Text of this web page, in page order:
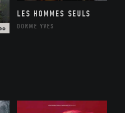
LES HOMMES SEULS
DORME YVES